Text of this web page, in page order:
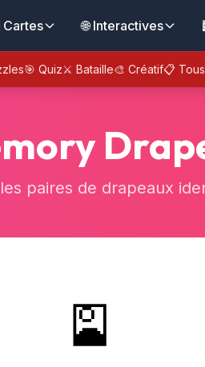
🌐 Interactives
🎯 Quiz⚔️ Bataille🎨 Créatif📋
paires de drapeaux
🎴